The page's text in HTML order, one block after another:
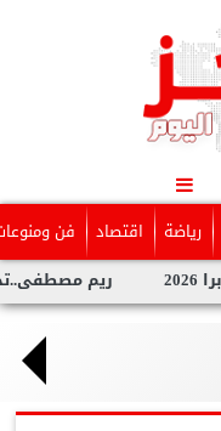
رياضة اقتصاد فن
ريم مصطفى..تخطف